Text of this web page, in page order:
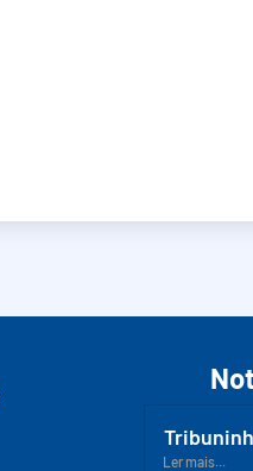
Ler mais...